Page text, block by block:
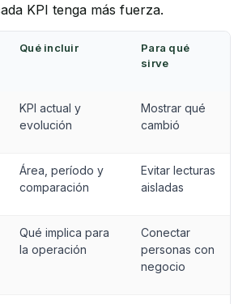
KPI tenga más fuerza.
Qué incluir
Para qué
sirve
KPI actual y
evolución
Mostrar qué
cambió
Área, período y
comparación
Evitar lecturas
aisladas
Qué implica para
la operación
Conectar
personas con
negocio